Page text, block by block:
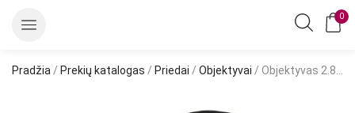
0
Pradžia / Prekių katalogas / Priedai / Objektyvai / Objektyvas 2.8-12mm 1.3Mpix